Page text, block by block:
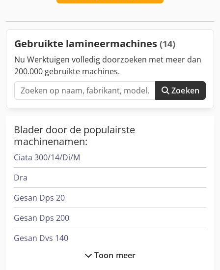
Gebruikte lamineermachines (14)
Nu Werktuigen volledig doorzoeken met meer dan
200.000 gebruikte machines.
Zoeken
Blader door de populairste
machinenamen:
Ciata 300/14/Di/M
Dra
Gesan Dps 20
Gesan Dps 200
Gesan Dvs 140
Toon meer